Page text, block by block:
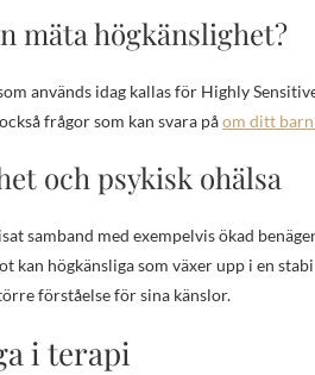
mäta högkänslighet?
används idag kallas för Highly
frågor som kan svara påom ditt
och psykisk ohälsa
samband med exempelvis ökad
kan högkänsliga som växer upp i en
förståelse för sina känslor.
i terapi